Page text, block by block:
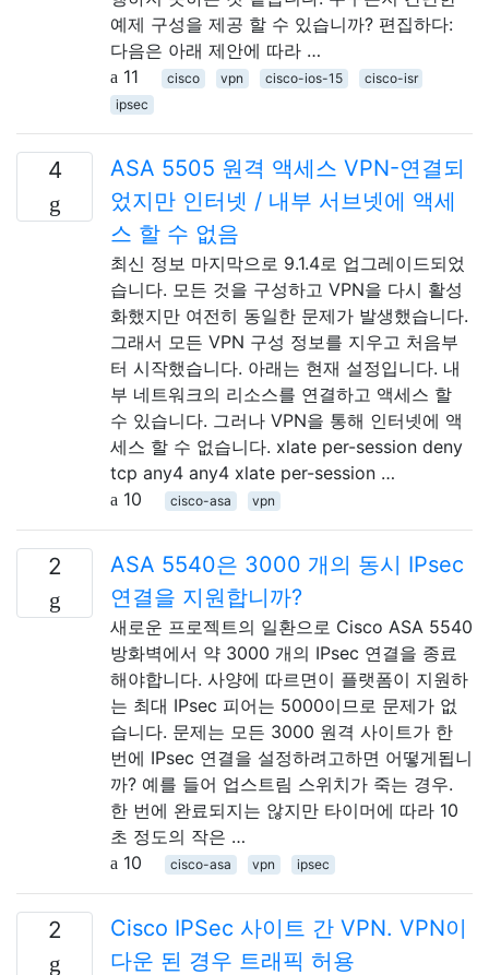
예제 구성을 제공 할 수 있습니까? 편집하다:
다음은 아래 제안에 따라 …
11
cisco vpn cisco-ios-15
cisco-isr
ipsec
4
ASA 5505 원격 액세스 VPN-연결되
었지만 인터넷 / 내부 서브넷에 액세
스 할 수 없음
최신 정보 마지막으로 9.1.4로 업그레이드되었
습니다. 모든 것을 구성하고 VPN을 다시 활성
화했지만 여전히 동일한 문제가 발생했습니다.
그래서 모든 VPN 구성 정보를 지우고 처음부
터 시작했습니다. 아래는 현재 설정입니다. 내
부 네트워크의 리소스를 연결하고 액세스 할
수 있습니다. 그러나 VPN을 통해 인터넷에 액
세스 할 수 없습니다. xlate per-session deny
tcp any4 any4 xlate per-session …
10
cisco-asa vpn
2
ASA 5540은 3000 개의 동시 IPsec
연결을 지원합니까?
새로운 프로젝트의 일환으로 Cisco ASA 5540
방화벽에서 약 3000 개의 IPsec 연결을 종료
해야합니다. 사양에 따르면이 플랫폼이 지원하
는 최대 IPsec 피어는 5000이므로 문제가 없
습니다. 문제는 모든 3000 원격 사이트가 한
번에 IPsec 연결을 설정하려고하면 어떻게됩니
까? 예를 들어 업스트림 스위치가 죽는 경우.
한 번에 완료되지는 않지만 타이머에 따라 10
초 정도의 작은 …
10
cisco-asa vpn ipsec
2
Cisco IPSec 사이트 간 VPN. VPN이
다운 된 경우 트래픽 허용